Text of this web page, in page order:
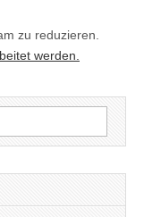
zu reduzieren.
werden.